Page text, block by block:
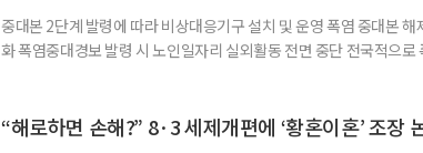
중대본 2단계 발령에 따라 비상대응기구 설치 및 운영 폭염 중대본
화 폭염중대경보 발령 시 노인일자리 실외활동 전면 중단 전국적으
책본부(중대본) 2단계(심각)가 발령된 이후에도 폭염이 전국적으로
“해로하면 손해?” 8·3 세제개편에 ‘황혼이혼’ 조장